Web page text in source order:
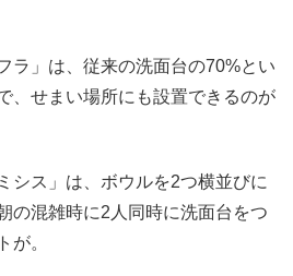
ラ」は、従来の洗面台の70%とい
、せまい場所にも設置できるのが
シス」は、ボウルを2つ横並びに
の混雑時に2人同時に洗面台をつ
が。